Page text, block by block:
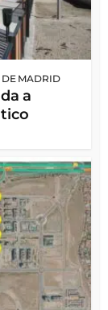
DE MADRID
a